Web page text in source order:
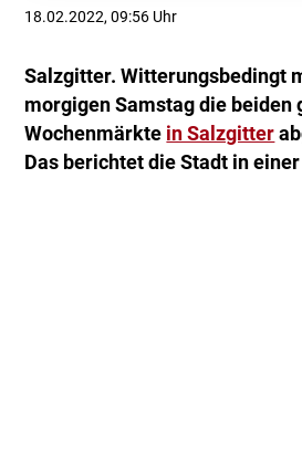
18.02.2022, 09:56 Uhr
Salzgitter. Witterungsbedingt
morgigen Samstag die beiden
Wochenmärkte in Salzgitter
Das berichtet die Stadt in